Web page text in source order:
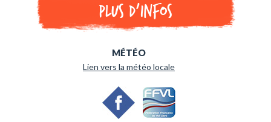
Plus d'infos
MÉTÉO
Lien vers la météo locale